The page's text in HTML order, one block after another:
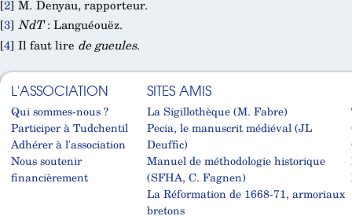
[2] M. Denyau, rapporteur.
[3] NdT: Languéouëz.
[4] Il faut lire de gueules.
L'ASSOCIATION
Qui sommes-nous ?
Participer à Tudchentil
Adhérer à l'association
Nous soutenir
financièrement
SITES AMIS
La Sigillothèque (M. Fabre)
Pecia, le manuscrit médiéval (JL
Deuffic)
Manuel de méthodologie historique
(SFHA, C. Fagnen)
La Réformation de 1668-71, armoriaux
bretons